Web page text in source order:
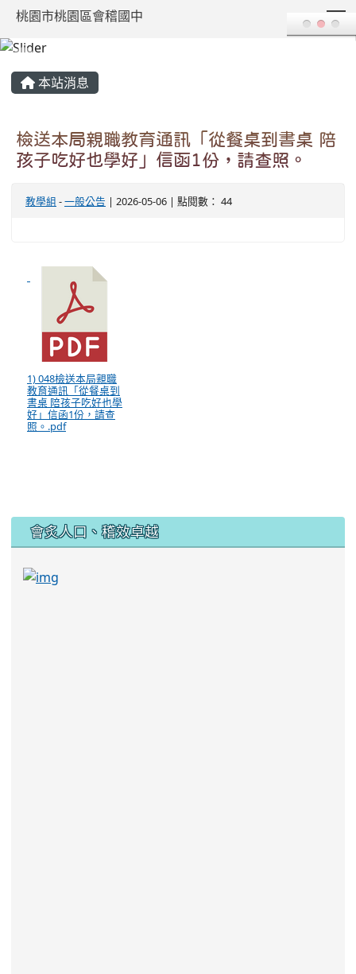
桃園市桃園區會稽國中
本站消息
檢送本局親職教育通訊「從餐桌到書桌 陪
孩子吃好也學好」信函1份，請查照。
教學組 -一般公告 | 2026-05-06 | 點閱數： 44
1) 048檢送本局親職
教育通訊「從餐桌到
書桌 陪孩子吃好也學
好」信函1份，請查
照。.pdf
會炙人口、稽效卓越